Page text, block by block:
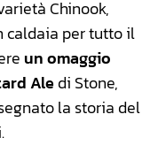
Chinook,
caldaia per tutto il
un omaggio
Aledi Stone,
la storia del